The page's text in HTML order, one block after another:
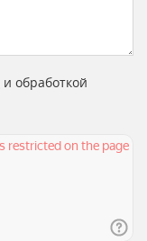
и обработкой